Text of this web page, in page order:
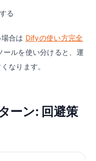
る
合は Difyの使い方完全
ールを使い分けると、運
なります。
ーン: 回避策